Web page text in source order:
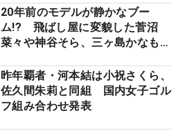
20年前のモデルが静かなブー
ム!? 飛ばし屋に変貌した菅沼
菜々や神谷そら、三ヶ島かなも使
ロたちの“飛ばしギア”】
昨年覇者・河本結は小祝さくら、
佐久間朱莉と同組 国内女子ゴル
フ組み合わせ発表